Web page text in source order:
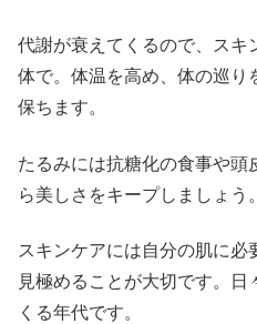
代謝が衰えてくるので、スキ
体で。体温を高め、体の巡り
保ちます。
たるみには抗糖化の食事や
ら美しさをキープしましょう。
スキンケアには自分の肌に
見極めることが大切です。
くる年代です。